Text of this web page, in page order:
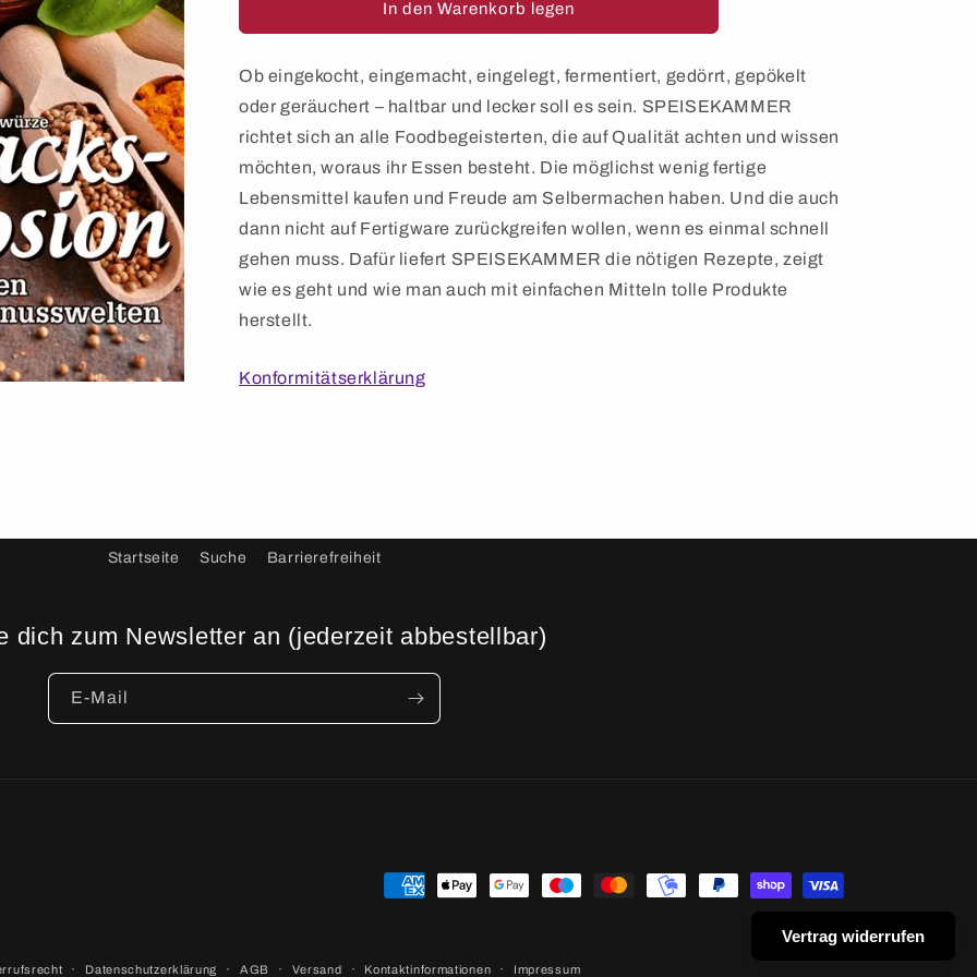
SPEISEKAMMER
Ausgabe
03/2022
für
SPEISEKAMMER
Ausgabe
03/2022
In den Warenkorb legen
Ob eingekocht, eingemacht, eingelegt, fermentiert, gedörrt, gepökelt
oder geräuchert – haltbar und lecker soll es sein. SPEISEKAMMER
richtet sich an alle Foodbegeisterten, die auf Qualität achten und wissen
möchten, woraus ihr Essen besteht. Die möglichst wenig fertige
Lebensmittel kaufen und Freude am Selbermachen haben. Und die auch
dann nicht auf Fertigware zurückgreifen wollen, wenn es einmal schnell
gehen muss. Dafür liefert SPEISEKAMMER die nötigen Rezepte, zeigt
wie es geht und wie man auch mit einfachen Mitteln tolle Produkte
herstellt.
Konformitätserklärung
Startseite Suche Barrierefreiheit
dich zum Newsletter an (jederzeit abbestellbar)
E-Mail
Zahlungsmethoden
Datenschutzerklärung AGB Versand Kontaktinformationen Impressum
Vertrag widerrufen